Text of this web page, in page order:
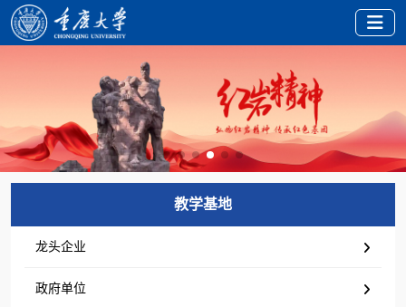
教学基地
龙头企业
政府单位